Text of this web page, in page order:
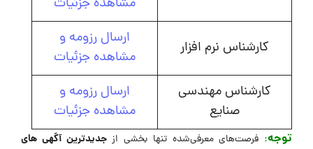
کارشناس نرم افزار
ارسال رزومه و
مشاهده جزئیات
کارشناس مهندسی
صنایع
ارسال رزومه و
مشاهده جزئیات
توجه: فرصت‌های معرفی‌شده تنها بخشی ازجدیدترین آگهی های